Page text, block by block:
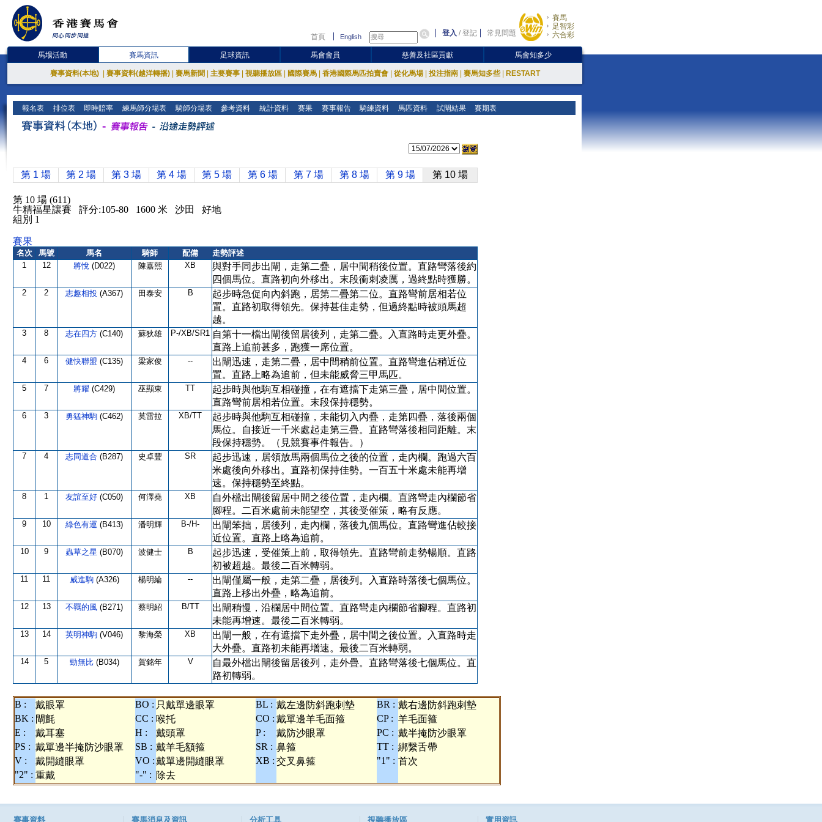
首頁 English 登入 /登記 常見問題
賽馬
足智彩
六合彩
馬場活動 賽馬資訊 足球資訊 馬會會員 慈善及社區貢獻 馬會知多少
賽事資料(本地) 賽事資料(越洋轉播) 賽馬新聞 主要賽事 視聽播放區 國際賽馬 香港國際馬匹拍賣會 從化馬場 投注指南 賽馬知多些 RESTART
報名表 排位表 即時賠率 練馬師分場表 騎師分場表 參考資料 統計資料 賽果 賽事報告 騎練資料 馬匹資料 試閘結果 賽期表
第 1 場 第 2 場 第 3 場 第 4 場 第 5 場 第 6 場 第 7 場 第 8 場 第 9 場 第 10 場
第 10 場 (611)
牛精福星讓賽 評分:105-80 1600 米 沙田 好地
組別 1
賽果
名次 馬號 馬名 騎師 配備
走勢評述
1
12 將悅 (D022) 陳嘉熙 XB
與對手同步出閘，走第二疊，居中間稍後位置。直路彎落後約
四個馬位。直路初向外移出。末段衝刺凌厲，過終點時獲勝。
2 2 志趣相投 (A367) 田泰安 B
起步時急促向內斜跑，居第二疊第二位。直路彎前居相若位
置。直路初取得領先。保持甚佳走勢，但過終點時被頭馬超
越。
3 8 志在四方 (C140) 蘇狄雄 P-/XB/SR1 自第十一檔出閘後留居後列，走第二疊。入直路時走更外疊。
直路上追前甚多，跑獲一席位置。
4 6 健快聯盟 (C135) 梁家俊 --
出閘迅速，走第二疊，居中間稍前位置。直路彎進佔稍近位
置。直路上略為追前，但未能威脅三甲馬匹。
5 7 將耀 (C429) 巫顯東 TT
起步時與他駒互相碰撞，在有遮擋下走第三疊，居中間位置。
直路彎前居相若位置。末段保持穩勢。
6 3 勇猛神駒 (C462) 莫雷拉 XB/TT
起步時與他駒互相碰撞，未能切入內疊，走第四疊，落後兩個
馬位。自接近一千米處起走第三疊。直路彎落後相同距離。末
段保持穩勢。（見競賽事件報告。）
7 4 志同道合 (B287) 史卓豐 SR
起步迅速，居領放馬兩個馬位之後的位置，走內欄。跑過六百
米處後向外移出。直路初保持佳勢。一百五十米處未能再增
速。保持穩勢至終點。
8 1 友誼至好 (C050) 何澤堯 XB
自外檔出閘後留居中間之後位置，走內欄。直路彎走內欄節省
腳程。二百米處前未能望空，其後受催策，略有反應。
9 10 綠色有運 (B413) 潘明輝 B-/H-
出閘笨拙，居後列，走內欄，落後九個馬位。直路彎進佔較接
近位置。直路上略為追前。
10 9 蟲草之星 (B070) 波健士 B
起步迅速，受催策上前，取得領先。直路彎前走勢暢順。直路
初被超越。最後二百米轉弱。
11 11 威進駒 (A326) 楊明綸 --
出閘僅屬一般，走第二疊，居後列。入直路時落後七個馬位。
直路上移出外疊，略為追前。
12 13 不羈的風 (B271) 蔡明紹 B/TT
出閘稍慢，沿欄居中間位置。直路彎走內欄節省腳程。直路初
未能再增速。最後二百米轉弱。
13 14 英明神駒 (V046) 黎海榮 XB
出閘一般，在有遮擋下走外疊，居中間之後位置。入直路時走
大外疊。直路初未能再增速。最後二百米轉弱。
14 5 勁無比 (B034) 賀銘年 V
自最外檔出閘後留居後列，走外疊。直路彎落後七個馬位。直
路初轉弱。
B : 戴眼罩 BO : 只戴單邊眼罩 BL : 戴左邊防斜跑刺墊 BR : 戴右邊防斜跑刺墊
BK : 閘氈 CC : 喉托 CO : 戴單邊羊毛面箍 CP : 羊毛面箍
E :
戴耳塞 H : 戴頭罩 P : 戴防沙眼罩 PC : 戴半掩防沙眼罩
PS : 戴單邊半掩防沙眼罩 SB : 戴羊毛額箍 SR : 鼻箍 TT : 綁繫舌帶
V :
戴開縫眼罩 VO :戴單邊開縫眼罩 XB : 交叉鼻箍 "1" : 首次
"2" : 重戴 "-" : 除去
賽事資料 賽馬消息及資訊 分析工具 視聽播放區 實用資訊